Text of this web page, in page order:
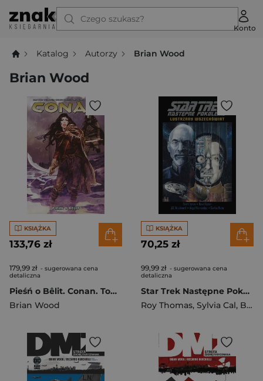
Czego szukasz?
Konto
Katalog Autorzy Brian Wood
Brian Wood
KSIĄŻKA
133,76 zł
179,99 zł - sugerowana cena
detaliczna
Pieśń o Bêlit. Conan. Tom 6
Brian Wood
KSIĄŻKA
70,25 zł
99,99 zł - sugerowana cena
detaliczna
Star Trek Następne Pokolenie. Lustrzany Wszechświat. Tom 4
Roy Thomas, Sylvia Cal, Brian Wood